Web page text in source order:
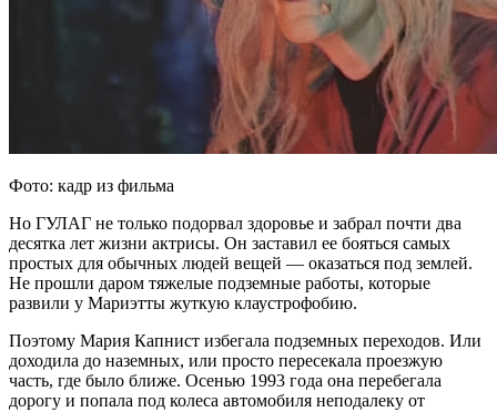
Фото: кадр из фильма
Но ГУЛАГ не только подорвал здоровье и забрал почти два
десятка лет жизни актрисы. Он заставил ее бояться самых
простых для обычных людей вещей — оказаться под землей.
Не прошли даром тяжелые подземные работы, которые
развили у Мариэтты жуткую клаустрофобию.
Поэтому Мария Капнист избегала подземных переходов. Или
доходила до наземных, или просто пересекала проезжую
часть, где было ближе. Осенью 1993 года она перебегала
дорогу и попала под колеса автомобиля неподалеку от